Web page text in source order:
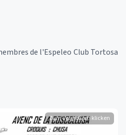
de l'Espeleo Club Tortosa
Zum Vergrößern klicken